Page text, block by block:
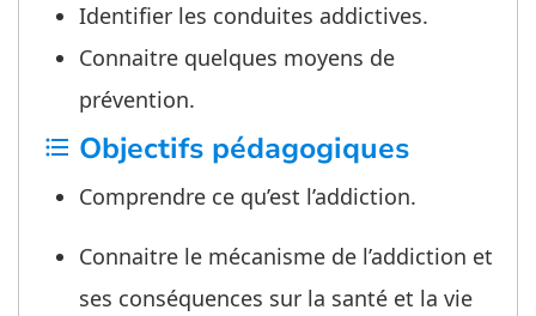
Identifier les conduites addictives.
Connaitre quelques moyens de
prévention.
format_list_bulleted Objectifs pédagogiques
Comprendre ce qu’est l’addiction.
Connaitre le mécanisme de l’addiction et
ses conséquences sur la santé et la vie